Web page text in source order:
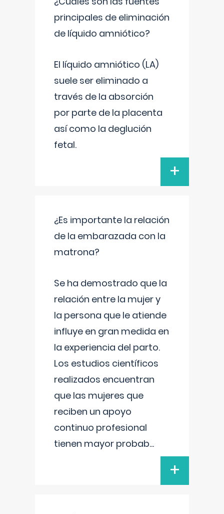
principales de eliminación
de líquido amniótico?
El líquido amniótico (LA)
suele ser eliminado a
través de la absorción
por parte de la placenta
así como la deglución
fetal.
+
¿Es importante la relación
de la embarazada con la
matrona?
Se ha demostrado que la
relación entre la mujer y
la persona que le atiende
influye en gran medida en
la experiencia del parto.
Los estudios científicos
realizados encuentran
que las mujeres que
reciben un apoyo
continuo profesional
tienen mayor probab...
+